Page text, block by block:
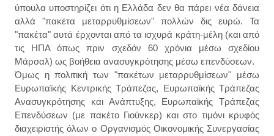
ύπουλα υποστηρίζει ότι η Ελλάδα δεν θα πάρει νέα δάνεια
αλλά "πακέτα μεταρρυθμίσεων" πολλών δις ευρώ. Τα
"πακέτα" αυτά έρχονται από τα ισχυρά κράτη-μέλη (και από
τις ΗΠΑ όπως πριν σχεδόν 60 χρόνια μέσω σχεδίου
Μάρσαλ) ως βοήθεια ανασυγκρότησης μέσω επενδύσεων.
Όμως η πολιτική των "πακέτων μεταρρυθμίσεων" μέσω
Ευρωπαϊκής Κεντρικής Τράπεζας, Ευρωπαϊκής Τράπεζας
Ανασυγκρότησης και Ανάπτυξης, Ευρωπαϊκής Τράπεζας
Επενδύσεων (με πακέτο Γιούνκερ) και στο τιμόνι κρυφός
διαχειριστής όλων ο Οργανισμός Οικονομικής Συνεργασίας